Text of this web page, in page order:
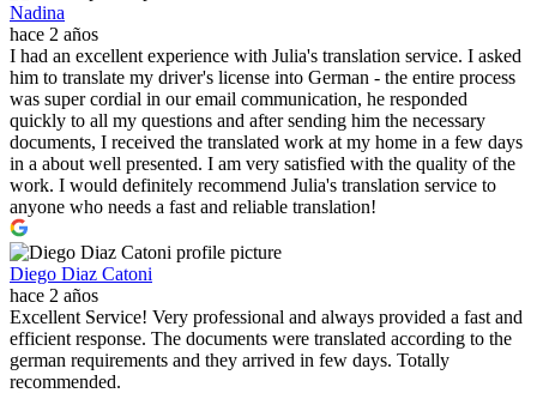
Nadina
hace 2 años
I had an excellent experience with Julia's translation service. I asked
him to translate my driver's license into German - the entire process
was super cordial in our email communication, he responded
quickly to all my questions and after sending him the necessary
documents, I received the translated work at my home in a few days
in a about well presented. I am very satisfied with the quality of the
work. I would definitely recommend Julia's translation service to
anyone who needs a fast and reliable translation!
Diego Diaz Catoni
hace 2 años
Excellent Service! Very professional and always provided a fast and
efficient response. The documents were translated according to the
german requirements and they arrived in few days. Totally
recommended.